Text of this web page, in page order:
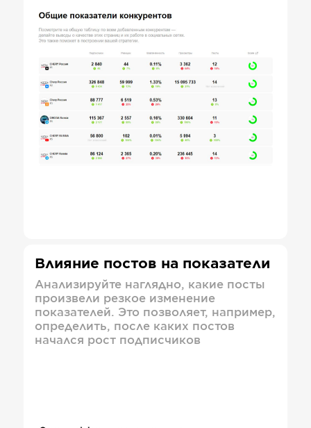
Влияние постов на показатели
Анализируйте наглядно, какие посты
произвели резкое изменение
показателей. Это позволяет, например,
определить, после каких постов
начался рост подписчиков